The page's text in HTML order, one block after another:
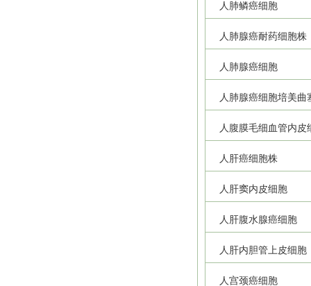
人肺鳞癌细胞
人肺腺癌耐药细胞株
人肺腺癌细胞
人肺腺癌细胞培美曲
人腹膜毛细血管内皮
人肝癌细胞株
人肝窦内皮细胞
人肝腹水腺癌细胞
人肝内胆管上皮细胞
人宫颈癌细胞